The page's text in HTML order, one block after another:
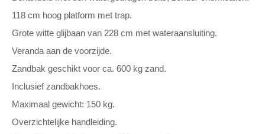
118 cm hoog platform met trap.
Grote witte glijbaan van 228 cm met wateraansluiting.
Veranda aan de voorzijde.
Zandbak geschikt voor ca. 600 kg zand.
Inclusief zandbakhoes.
Maximaal gewicht: 150 kg.
Overzichtelijke handleiding.